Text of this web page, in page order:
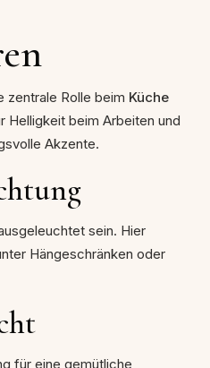
zentrale Rolle beim Küche
Helligkeit beim Arbeiten und
Akzente.
sein. Hier
Hängeschränken oder
für eine gemütliche